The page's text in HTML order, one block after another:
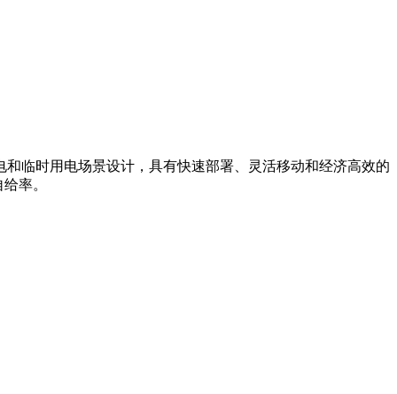
临时用电场景设计，具有快速部署、灵活移动和经济高效的
率。